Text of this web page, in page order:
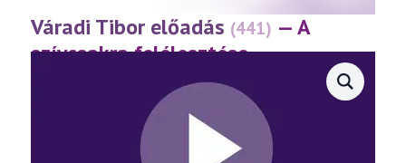
Váradi Tibor előadás (441) — A
szívcsakra felélesztése